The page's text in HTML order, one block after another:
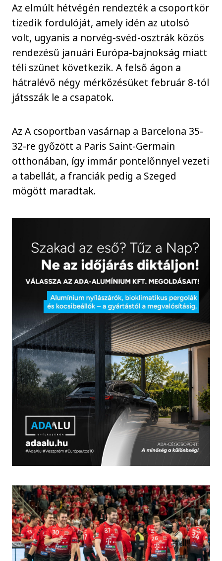
Az elmúlt hétvégén rendezték a csoportkör
tizedik fordulóját, amely idén az utolsó
volt, ugyanis a norvég-svéd-osztrák közös
rendezésű januári Európa-bajnokság miatt
téli szünet következik. A felső ágon a
hátralévő négy mérkőzésüket február 8-tól
játsszák le a csapatok.
Az A csoportban vasárnap a Barcelona 35-
32-re győzött a Paris Saint-Germain
otthonában, így immár pontelőnnyel vezeti
a tabellát, a franciák pedig a Szeged
mögött maradtak.